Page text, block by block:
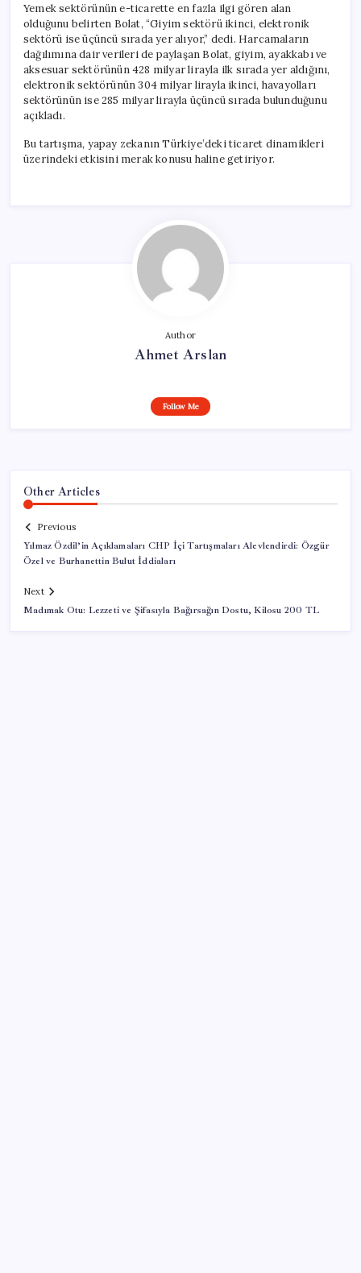
Yemek sektörünün e-ticarette en fazla ilgi gören alan
olduğunu belirten Bolat, “Giyim sektörü ikinci, elektronik
sektörü ise üçüncü sırada yer alıyor,” dedi. Harcamaların
dağılımına dair verileri de paylaşan Bolat, giyim, ayakkabı ve
aksesuar sektörünün 428 milyar lirayla ilk sırada yer aldığını,
elektronik sektörünün 304 milyar lirayla ikinci, havayolları
sektörünün ise 285 milyar lirayla üçüncü sırada bulunduğunu
açıkladı.
Bu tartışma, yapay zekanın Türkiye’deki ticaret dinamikleri
üzerindeki etkisini merak konusu haline getiriyor.
Author
Ahmet Arslan
Follow Me
Other Articles
Previous
Yılmaz Özdil’in Açıklamaları CHP İçi Tartışmaları Alevlendirdi: Özgür
Özel ve Burhanettin Bulut İddiaları
Next
Madımak Otu: Lezzeti ve Şifasıyla Bağırsağın Dostu, Kilosu 200 TL